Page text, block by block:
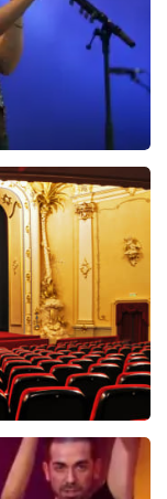
erg belangrijk.
verbeteren en
maken van
en willen
tickets soms
maken
vraag en
Ook
haar platinum
een
Onder
pagina waar
Ook
prijs en ook
niet te missen.
het originele
Wij hopen dat
avond